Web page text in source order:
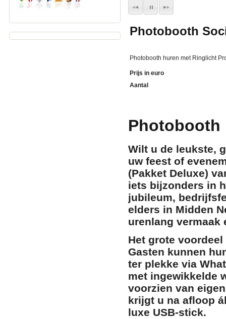
Photobooth
Photobooth huren met Ringlicht
Prijs in euro
Aantal
Photobooth
Wilt u de leukste,
uw feest of
(Pakket Deluxe)
iets bijzonders in
jubileum,
elders in Midden
urenlang vermaak
Het grote
Gasten kunnen
ter plekke via
met ingewikkelde
voorzien van
krijgt u na afloop
luxe USB-stick.